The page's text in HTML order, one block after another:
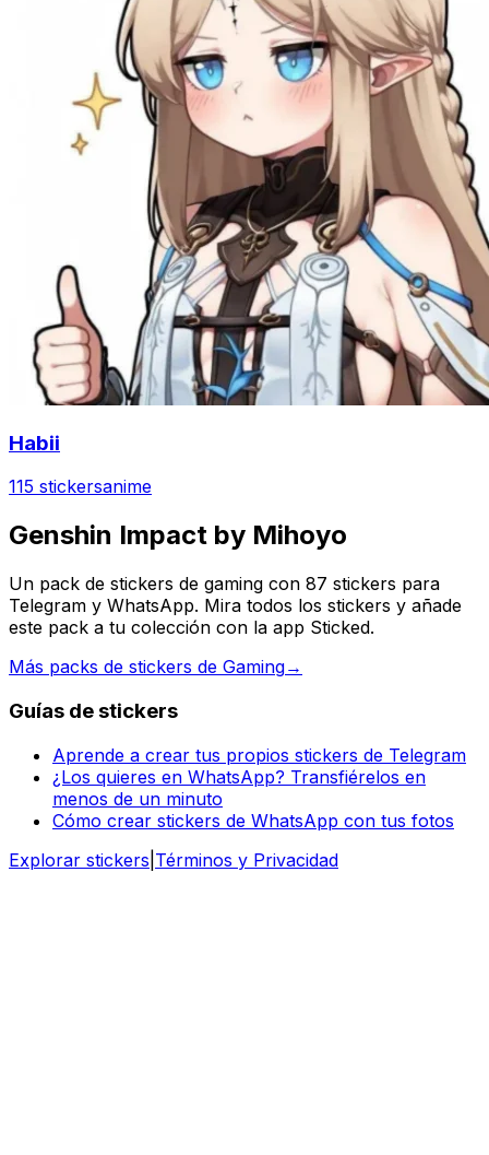
Habii
115 stickersanime
Genshin Impact by Mihoyo
Un pack de stickers de gaming con 87 stickers para
Telegram y WhatsApp. Mira todos los stickers y añade
este pack a tu colección con la app Sticked.
Más packs de stickers de Gaming→
Guías de stickers
Aprende a crear tus propios stickers de Telegram
¿Los quieres en WhatsApp? Transfiérelos en
menos de un minuto
Cómo crear stickers de WhatsApp con tus fotos
Explorar stickers Términos y Privacidad